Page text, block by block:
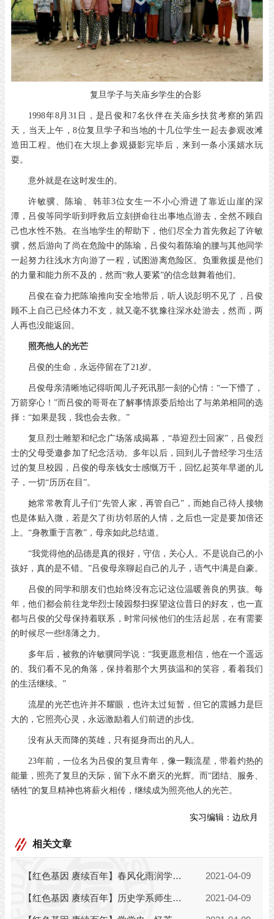
复旦学子与关庙乡学生的合影
1998年8月31日，是吕俊和7名伙伴在关庙乡扶贫考察的第四
天，当天上午，8位复旦学子和当地的十几位学生一起去参观改滩
造田工程。他们在大坝上参观摄影完毕后，来到一条小溪嬉水玩
耍。
意外就是在这时发生的。
许敏骥、陈瑜、韩菲3位女生一不小心滑进了靠近山崖的深
潭，吕俊等同学听到呼救后立刻拼命往出事地点游去，全然不顾自
己也水性不熟。在当地学生的帮助下，他们尽全力首先救起了许敏
骥，然后游向了尚在危险中的陈瑜，吕俊勾着陈瑜的腰与其他同学
一起努力往浅水方向游了一程，试图游离危险区。负重救援是他们
的力量和能力所不及的，然而“救人要紧”的信念鼓舞着他们。
吕俊在奋力把陈瑜推向安全地带后，听人说彭明不见了，吕俊
顾不上自己已经体力不支，就又毫不犹豫往深水处游去，然而，两
人再也没能返回。
照亮他人的光芒
吕俊的生命，永远停留在了21岁。
吕俊母亲清晰地记得听闻儿子死讯那一刻的心情：“一下懵了，
万箭穿心！”而吕俊的哥哥在了解事情原委后给出了与弟弟相同的选
择：“如果是我，我也会去救。”
复旦烈士雕塑和纪念广场落成揭幕，“恭迎烈士回家”，吕俊烈
士的父母受邀参加了纪念活动。多年以后，回到儿子曾经学习生活
过的复旦校园，吕俊的母亲钱女士感慨万千，回忆起英年早逝的儿
子，一切“历历在目”。
她常常教育儿子们“先管人家，再管自己”，而她自己待人接物
也是体贴入微，若是欠了街坊邻居的人情，之后也一定是要加倍还
上。“身教重于言教”，母亲如此总结道。
“我觉得他的品德是真的很好，守信，关心人。不是说自己的小
孩好，真的是不错。”吕俊母亲聊起自己的儿子，语气中满是自豪。
吕俊的同学和朋友们也始终没有忘记这位温暖善良的男孩。每
年，他们都会前往龙华烈士陵园祭扫探望这位昔日的好友，也一直
都与吕俊的父母保持着联系，时常问候他们的生活起居，在有需要
的时候尽一些绵薄之力。
多年后，被救的许敏骥同学说：“我更愿意相信，他在一个遥远
的、我们看不见的角落，保持着那个大男孩温和的笑容，看着我们
的生活继续。”
流星的光芒也许并不耀眼，也许太过短暂，但它的震撼力是巨
大的，它照亮心灵，永远激励着人们前进的步伐。
没有从天而降的英雄，只有挺身而出的凡人。
23年前，一位名为吕俊的复旦青年，像一颗流星，带着灼热的
能量，照亮了复旦的天际，留下永不磨灭的光辉。而“团结、服务、
牺牲”的复旦精神也将薪火相传，继续成为照亮他人的光芒。
实习编辑： 边欣月
相关文章